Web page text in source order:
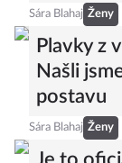
1000
Sára Blahaj Ženy
Plavky z
Našli
postavu
Sára Blahaj Ženy